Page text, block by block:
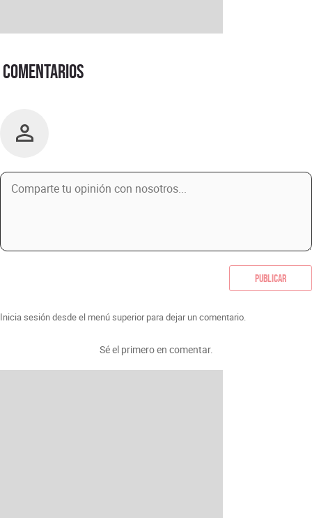
Comentarios
Publicar
Inicia sesión desde el menú superior para dejar un comentario.
Sé el primero en comentar.